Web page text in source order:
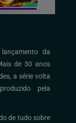
da
de 30 anos
a série volta
pela
de tudo sobre